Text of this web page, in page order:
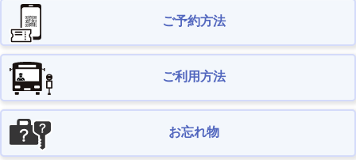
ご予約方法
ご利用方法
お忘れ物